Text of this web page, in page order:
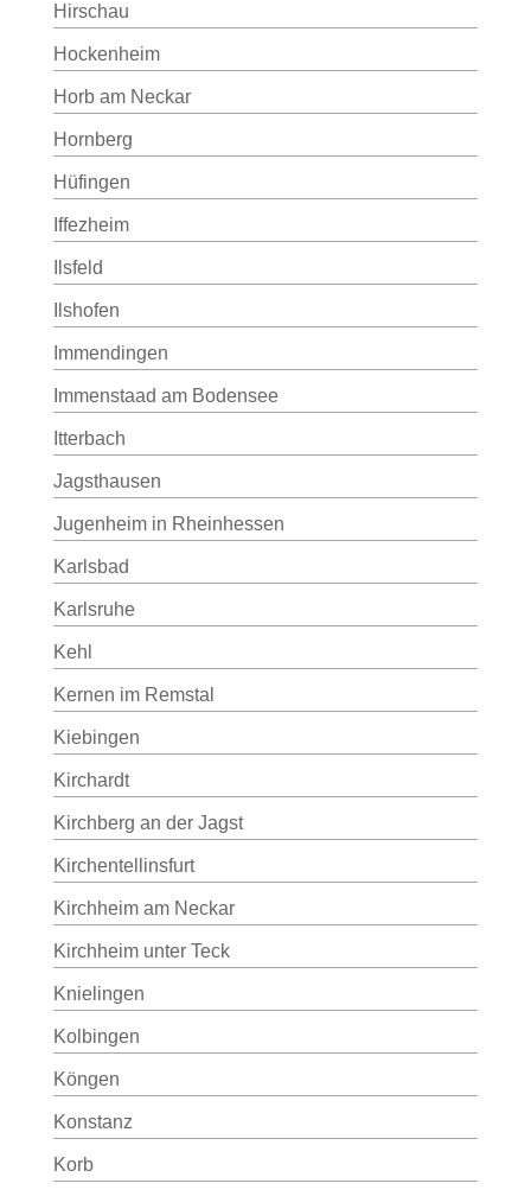
Hirschau
Hockenheim
Horb am Neckar
Hornberg
Hüfingen
Iffezheim
Ilsfeld
Ilshofen
Immendingen
Immenstaad am Bodensee
Itterbach
Jagsthausen
Jugenheim in Rheinhessen
Karlsbad
Karlsruhe
Kehl
Kernen im Remstal
Kiebingen
Kirchardt
Kirchberg an der Jagst
Kirchentellinsfurt
Kirchheim am Neckar
Kirchheim unter Teck
Knielingen
Kolbingen
Köngen
Konstanz
Korb